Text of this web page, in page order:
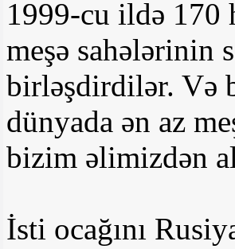
1999-cu ildə 170
meşə sahələrinin
birləşdirdilər. Və
dünyada ən az
bizim əlimizdən
İsti ocağını